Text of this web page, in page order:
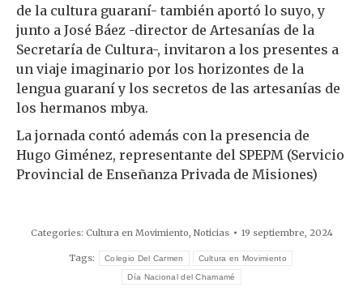
de la cultura guaraní- también aportó lo suyo, y
junto a José Báez -director de Artesanías de la
Secretaría de Cultura-, invitaron a los presentes a
un viaje imaginario por los horizontes de la
lengua guaraní y los secretos de las artesanías de
los hermanos mbya.
La jornada contó además con la presencia de
Hugo Giménez, representante del SPEPM (Servicio
Provincial de Enseñanza Privada de Misiones)
Categories: Cultura en Movimiento, Noticias 19 septiembre, 2024
Tags: Colegio Del Carmen Cultura en Movimiento
Día Nacional del Chamamé